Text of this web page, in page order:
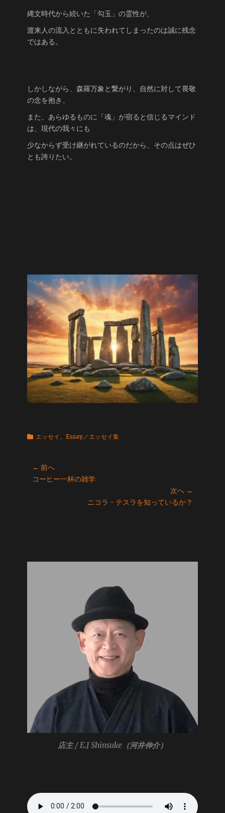
縄文時代から続いた「勾玉」の霊性が、
渡来人の流入とともに失われてしまったのは誠に残念
ではある。
しかしながら、森羅万象と繋がり、自然に対して畏敬
の念を抱き、
また、あらゆるものに「魂」が宿ると信じるマインド
は、現代の我々にも
少なからず受け継がれているのだから、その点はぜひ
とも誇りたい。
カ エッセイ Essay／エッセイ集
投
稿
ョ
← 前へ
前
コーヒー一杯の雑学
次へ →
ニコラ・テスラを知っているか？
店主 / E.J Shinsuke （河井伸介）